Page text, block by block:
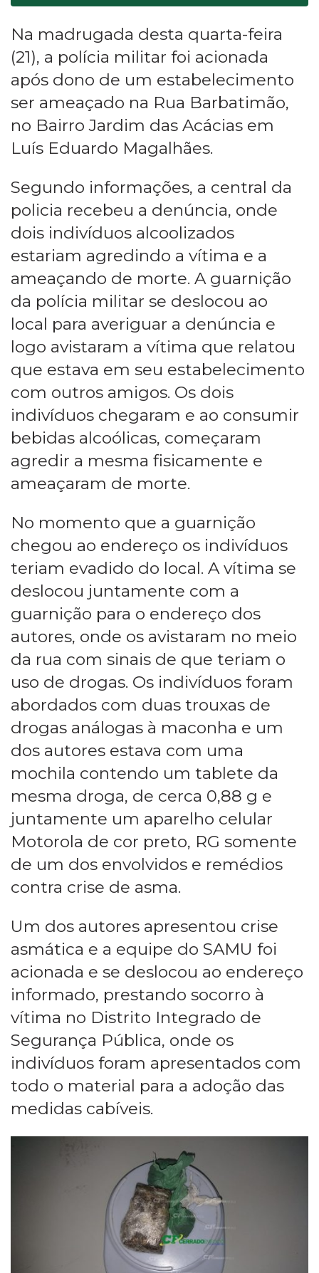
Na madrugada desta quarta-feira
(21), a polícia militar foi acionada
após dono de um estabelecimento
ser ameaçado na Rua Barbatimão,
no Bairro Jardim das Acácias em
Luís Eduardo Magalhães.
Segundo informações, a central da
policia recebeu a denúncia, onde
dois indivíduos alcoolizados
estariam agredindo a vítima e a
ameaçando de morte. A guarnição
da polícia militar se deslocou ao
local para averiguar a denúncia e
logo avistaram a vítima que relatou
que estava em seu estabelecimento
com outros amigos. Os dois
indivíduos chegaram e ao consumir
bebidas alcoólicas, começaram
agredir a mesma fisicamente e
ameaçaram de morte.
No momento que a guarnição
chegou ao endereço os indivíduos
teriam evadido do local. A vítima se
deslocou juntamente com a
guarnição para o endereço dos
autores, onde os avistaram no meio
da rua com sinais de que teriam o
uso de drogas. Os indivíduos foram
abordados com duas trouxas de
drogas análogas à maconha e um
dos autores estava com uma
mochila contendo um tablete da
mesma droga, de cerca 0,88 g e
juntamente um aparelho celular
Motorola de cor preto, RG somente
de um dos envolvidos e remédios
contra crise de asma.
Um dos autores apresentou crise
asmática e a equipe do SAMU foi
acionada e se deslocou ao endereço
informado, prestando socorro à
vítima no Distrito Integrado de
Segurança Pública, onde os
indivíduos foram apresentados com
todo o material para a adoção das
medidas cabíveis.